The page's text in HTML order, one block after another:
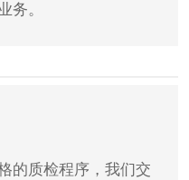
务。
的质检程序，我们交